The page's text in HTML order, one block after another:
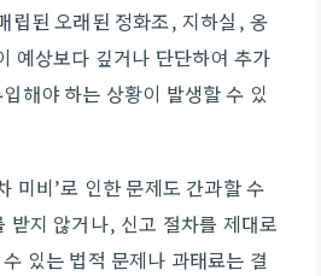
립된 오래된 정화조, 지하실, 옹
예상보다 깊거나 단단하여 추가
해야 하는 상황이 발생할 수 있
미비’로 인한 문제도 간과할 수
받지 않거나, 신고 절차를 제대로
있는 법적 문제나 과태료는 결